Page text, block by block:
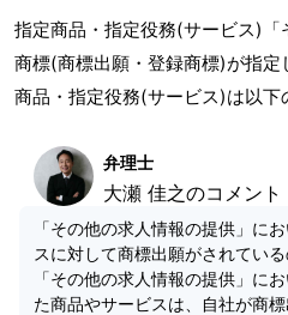
指定商品・指定役務(サービス)
商標(商標出願・登録商標)が指
商品・指定役務(サービス)は以下
弁理士
大瀬 佳之のコメント
「その他の求人情報の提供」に
スに対して商標出願がされてい
「その他の求人情報の提供」に
た商品やサービスは、自社が商